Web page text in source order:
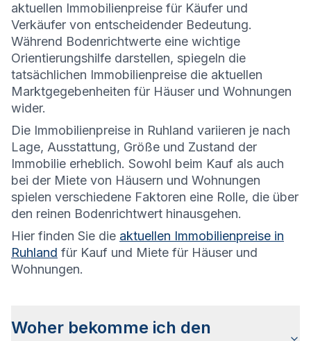
aktuellen Immobilienpreise für Käufer und
Verkäufer von entscheidender Bedeutung.
Während Bodenrichtwerte eine wichtige
Orientierungshilfe darstellen, spiegeln die
tatsächlichen Immobilienpreise die aktuellen
Marktgegebenheiten für Häuser und Wohnungen
wider.
Die Immobilienpreise in Ruhland variieren je nach
Lage, Ausstattung, Größe und Zustand der
Immobilie erheblich. Sowohl beim Kauf als auch
bei der Miete von Häusern und Wohnungen
spielen verschiedene Faktoren eine Rolle, die über
den reinen Bodenrichtwert hinausgehen.
Hier finden Sie die aktuellen Immobilienpreise in
Ruhland für Kauf und Miete für Häuser und
Wohnungen.
Woher bekomme ich den